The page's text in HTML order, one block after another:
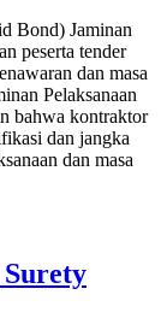
Bond) Jaminan
peserta tender
dan masa
Pelaksanaan
bahwa kontraktor
dan jangka
dan masa